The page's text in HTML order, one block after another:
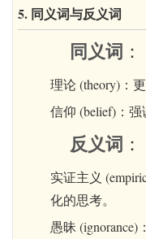
5. 同义词与反义词
同义词 ：
理论 (theory)：
信仰 (belief)：
反义词 ：
实证主义
化的思考。
愚昧